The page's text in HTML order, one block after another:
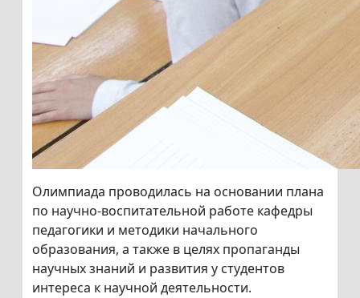
Олимпиада проводилась на основании плана
по научно-воспитательной работе кафедры
педагогики и методики начального
образования, а также в целях пропаганды
научных знаний и развития у студентов
интереса к научной деятельности.